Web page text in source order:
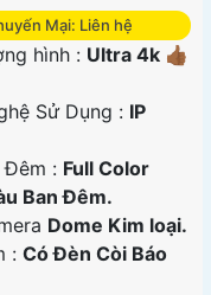
Mại: Liên hệ
hình : Ultra 4k 👍🏾
Sử Dụng : IP
Đêm : Full Color
Ban Ðêm.
Dome Kim loại.
:Có Ðèn Còi Báo